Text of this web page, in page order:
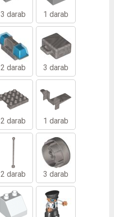
3 darab 1 darab
2 darab 3 darab
2 darab 1 darab
2 darab 3 darab